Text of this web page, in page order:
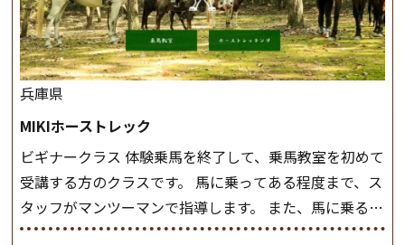
兵庫県
MIKIホーストレック
ビギナークラス 体験乗馬を終了して、乗馬教室を初めて
受講する方のクラスです。 馬に乗ってある程度まで、ス
タッフがマンツーマンで指導します。 また、馬に乗るだ
けでなく、馬の手入れや馬装（鞍などを装着する） も